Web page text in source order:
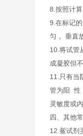
8.按照计
9.在标记
匀， 垂直
10.将试管
成凝胶但
11.只有当
管为阳 性
灵敏度或
四、其他
12.鲎试剂